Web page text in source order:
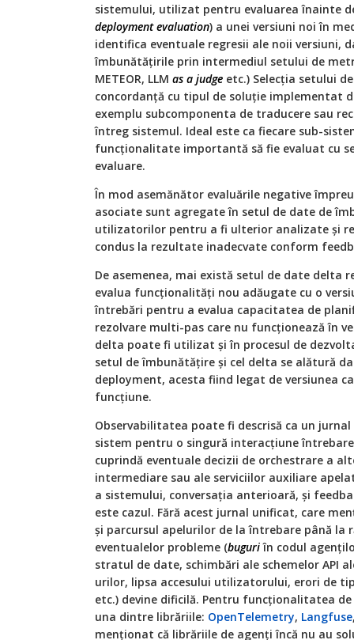
sistemului, utilizat pentru evaluarea înainte
deployment evaluation) a unei versiuni noi în
identifica eventuale regresii ale noii versiuni,
îmbunătățirile prin intermediul setului de
METEOR, LLM as a judge etc.) Selecția setului
concordanță cu tipul de soluție implementat
exemplu subcomponenta de traducere sau
întreg sistemul. Ideal este ca fiecare sub-
funcționalitate importantă să fie evaluat cu
evaluare.
În mod asemănător evaluările negative
asociate sunt agregate în setul de date de
utilizatorilor pentru a fi ulterior analizate și
condus la rezultate inadecvate conform
De asemenea, mai există setul de date delta
evalua funcționalități nou adăugate cu o
întrebări pentru a evalua capacitatea de
rezolvare multi-pas care nu funcționează în
delta poate fi utilizat și în procesul de
setul de îmbunătățire și cel delta se alătură
deployment, acesta fiind legat de versiunea
funcțiune.
Observabilitatea poate fi descrisă ca un
sistem pentru o singură interacțiune
cuprindă eventuale decizii de orchestrare a
intermediare sau ale serviciilor auxiliare
a sistemului, conversația anterioară, și
este cazul. Fără acest jurnal unificat, care
și parcursul apelurilor de la întrebare până la
eventualelor probleme (buguriîn codul
stratul de date, schimbări ale schemelor API
urilor, lipsa accesului utilizatorului, erori de
etc.) devine dificilă. Pentru funcționalitatea
una dintre librăriile: OpenTelemetry, Langfuse
menționat că librăriile de agenți încă nu au